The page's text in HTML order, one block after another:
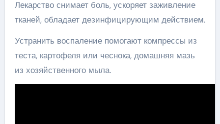
Лекарство снимает боль, ускоряет заживление
тканей, обладает дезинфицирующим действием.
Устранить воспаление помогают компрессы из
теста, картофеля или чеснока, домашняя мазь
из хозяйственного мыла.